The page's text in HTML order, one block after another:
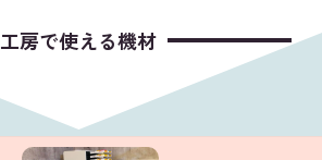
工房で使える機材